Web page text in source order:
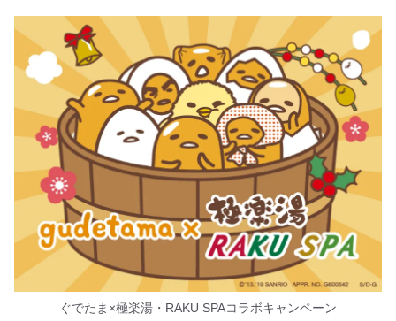
ぐでたま×極楽湯・RAKU SPAコラボキャンペーン